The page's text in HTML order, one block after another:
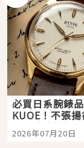
必買日系腕錶
KUOE！不張
時間洗鍊的經
選
2026年07月20日